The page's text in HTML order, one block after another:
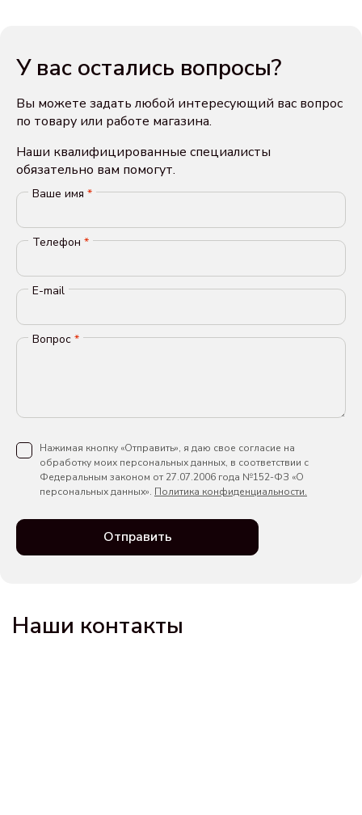
У вас остались вопросы?
Вы можете задать любой интересующий вас вопрос
по товару или работе магазина.
Наши квалифицированные специалисты
обязательно вам помогут.
Ваше имя *
Телефон *
E-mail
Вопрос *
Нажимая кнопку «Отправить», я даю свое согласие на
обработку моих персональных данных, в соответствии с
Федеральным законом от 27.07.2006 года №152-ФЗ «О
персональных данных». Политика конфиденциальности.
Отправить
Наши контакты